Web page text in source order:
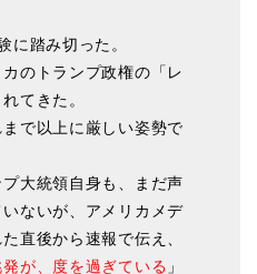
に踏み切った。
のトランプ政権の「レ
てきた。
で以上に厳しい姿勢で
大統領自身も、まだ声
ないが、アメリカメデ
直後から速報で伝え、
が、度を過ぎている 」